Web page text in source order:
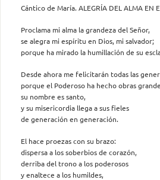
Cántico de María. ALEGRÍA DEL ALMA EN
Proclama mi alma la grandeza del Señor,
se alegra mi espíritu en Dios, mi salvador;
porque ha mirado la humillación de su
Desde ahora me felicitarán todas las
porque el Poderoso ha hecho obras
su nombre es santo,
y su misericordia llega a sus fieles
de generación en generación.
El hace proezas con su brazo:
dispersa a los soberbios de corazón,
derriba del trono a los poderosos
y enaltece a los humildes,